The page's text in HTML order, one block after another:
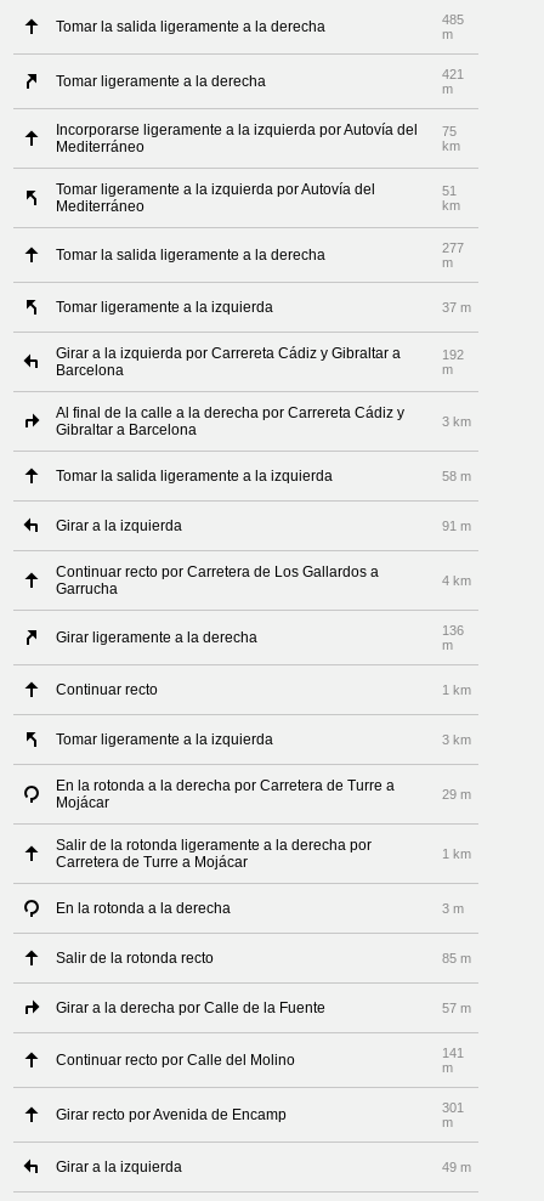
Tomar la salida ligeramente a la derecha
485
m
Tomar ligeramente a la derecha
421
m
Incorporarse ligeramente a la izquierda por Autovía del
Mediterráneo
75
km
Tomar ligeramente a la izquierda por Autovía del
Mediterráneo
51
km
Tomar la salida ligeramente a la derecha
277
m
Tomar ligeramente a la izquierda 37 m
Girar a la izquierda por Carrereta Cádiz y Gibraltar a
Barcelona
192
m
Al final de la calle a la derecha por Carrereta Cádiz y
Gibraltar a Barcelona
3 km
Tomar la salida ligeramente a la izquierda 58 m
Girar a la izquierda 91 m
Continuar recto por Carretera de Los Gallardos a
Garrucha
4 km
Girar ligeramente a la derecha
136
m
Continuar recto 1 km
Tomar ligeramente a la izquierda 3 km
En la rotonda a la derecha por Carretera de Turre a
Mojácar
29 m
Salir de la rotonda ligeramente a la derecha por
Carretera de Turre a Mojácar
1 km
En la rotonda a la derecha 3 m
Salir de la rotonda recto 85 m
Girar a la derecha por Calle de la Fuente 57 m
Continuar recto por Calle del Molino
141
m
Girar recto por Avenida de Encamp
301
m
Girar a la izquierda 49 m